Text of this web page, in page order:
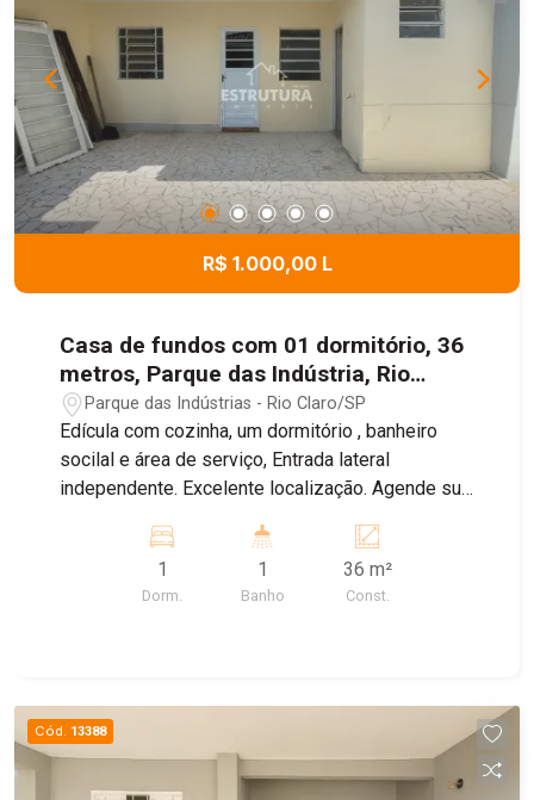
R$ 1.000,00 L
Casa de fundos com 01 dormitório, 36
metros, Parque das Indústria, Rio
Claro- SP
Parque das Indústrias - Rio Claro/SP
Edícula com cozinha, um dormitório , banheiro
socilal e área de serviço, Entrada lateral
independente. Excelente localização. Agende sua
1
Dorm.
1
Banho
36 m²
Const.
Cód. 13388